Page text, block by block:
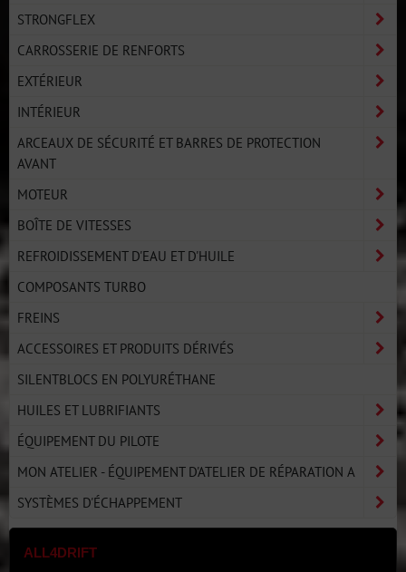
STRONGFLEX
CARROSSERIE DE RENFORTS
EXTÉRIEUR
INTÉRIEUR
ARCEAUX DE SÉCURITÉ ET BARRES DE PROTECTION
AVANT
MOTEUR
BOÎTE DE VITESSES
REFROIDISSEMENT D'EAU ET D'HUILE
COMPOSANTS TURBO
FREINS
ACCESSOIRES ET PRODUITS DÉRIVÉS
SILENTBLOCS EN POLYURÉTHANE
HUILES ET LUBRIFIANTS
ÉQUIPEMENT DU PILOTE
MON ATELIER - ÉQUIPEMENT D'ATELIER DE RÉPARATION A
SYSTÈMES D'ÉCHAPPEMENT
ALL4DRIFT